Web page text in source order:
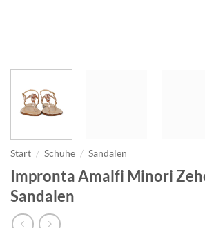
Start / Schuhe / Sandalen
Impronta Amalfi Minori
Sandalen